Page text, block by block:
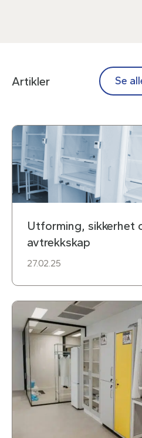
Artikler Se
Utforming, sikkerhet
avtrekkskap
27.02.25